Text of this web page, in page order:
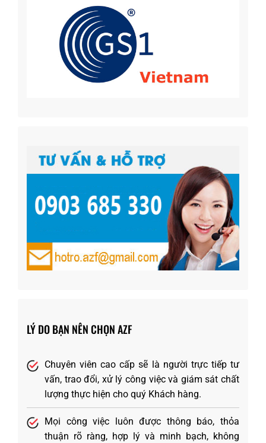
LÝ DO BẠN NÊN CHỌN AZF
Chuyên viên cao cấp sẽ là người trực tiếp tư
vấn, trao đổi, xử lý công việc và giám sát chất
lượng thực hiện cho quý Khách hàng.
Mọi công việc luôn được thông báo, thỏa
thuận rõ ràng, hợp lý và minh bạch, không